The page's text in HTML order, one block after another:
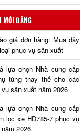
MỚI ĐĂNG
giá đơn hàng: Mua dây
phục vụ sản xuất
lựa chọn Nhà cung cấp
tùng thay thế cho các
sản xuất năm 2026
lựa chọn Nhà cung cấp
lọc xe HD785-7 phục vụ
2026